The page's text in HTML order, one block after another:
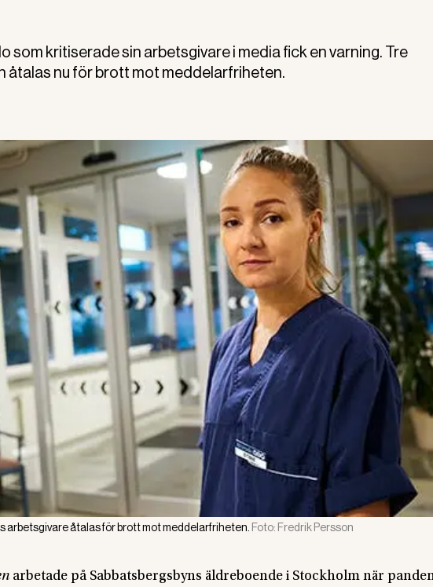
som kritiserade sin arbetsgivare i media fick en varning. Tre
nu för brott mot meddelarfriheten.
åtalas för brott mot meddelarfriheten. Foto: Fredrik Persson
arbetade på Sabbatsbergsbyns äldreboende i Stockholm när